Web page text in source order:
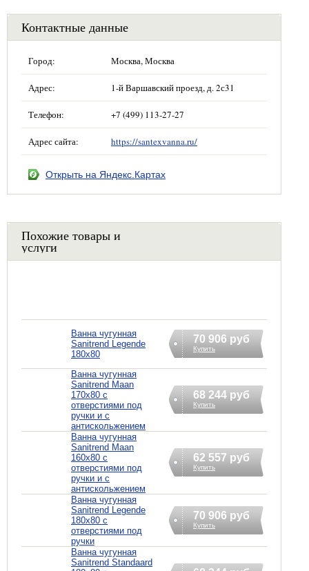
Контактные данные
Город: Москва, Москва
Адрес: 1-й Варшавский проезд, д. 2с31
Телефон: +7 (499) 113-27-27
Адрес сайта: https://santexvanna.ru/
Открыть на Яндекс.Картах
Похожие товары и
услуги
Ванна чугунная
Sanitrend Legende
180х80
70 906 руб
Купить
Ванна чугунная
Sanitrend Maan
170х80 с
отверстиями под
ручки и с
антискольжением
68 244 руб
Купить
Ванна чугунная
Sanitrend Maan
160х80 с
отверстиями под
ручки и с
антискольжением
62 557 руб
Купить
Ванна чугунная
Sanitrend Legende
180х80 с
отверстиями под
ручки
70 906 руб
Купить
Ванна чугунная
Sanitrend Standaard